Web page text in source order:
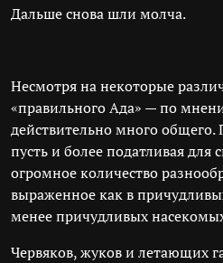
Дальше снова шли молча.
Несмотря на некоторые
«правильного Ада» — по
действительно много
пусть и более податливая для
огромное количество
выраженное как в
менее причудливых
Червяков, жуков и летающих